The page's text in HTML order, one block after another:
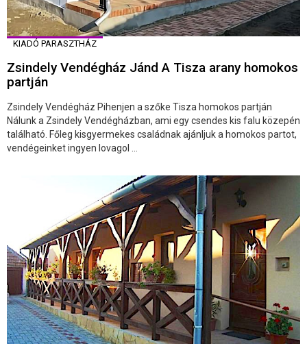
KIADÓ PARASZTHÁZ
Zsindely Vendégház Jánd A Tisza arany homokos
partján
Zsindely Vendégház Pihenjen a szőke Tisza homokos partján
Nálunk a Zsindely Vendégházban, ami egy csendes kis falu közepén
található. Főleg kisgyermekes családnak ajánljuk a homokos partot,
vendégeinket ingyen lovagol ...